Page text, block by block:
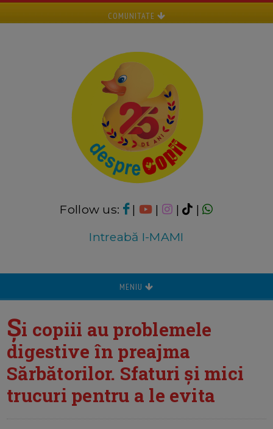
COMUNITATE
Follow us: | | |
|
Intreabă I-MAMI
MENIU
Și copiii au problemele
digestive în preajma
Sărbătorilor. Sfaturi și mici
trucuri pentru a le evita